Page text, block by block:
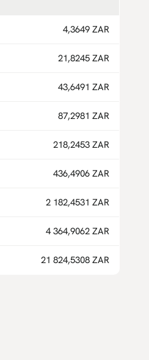
4,3649 ZAR
21,8245 ZAR
43,6491 ZAR
87,2981 ZAR
218,2453 ZAR
436,4906 ZAR
2 182,4531 ZAR
4 364,9062 ZAR
21 824,5308 ZAR